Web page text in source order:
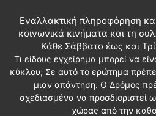
Εναλλακτική πληροφόρηση
κοινωνικά κινήματα και τη
Κάθε Σάββατο έως και
Τι είδους εγχείρημα μπορεί να
κύκλου; Σε αυτό το ερώτημα
μιαν απάντηση. Ο Δρόμος
σχεδιασμένα να προσδιοριστεί
χώρας από την